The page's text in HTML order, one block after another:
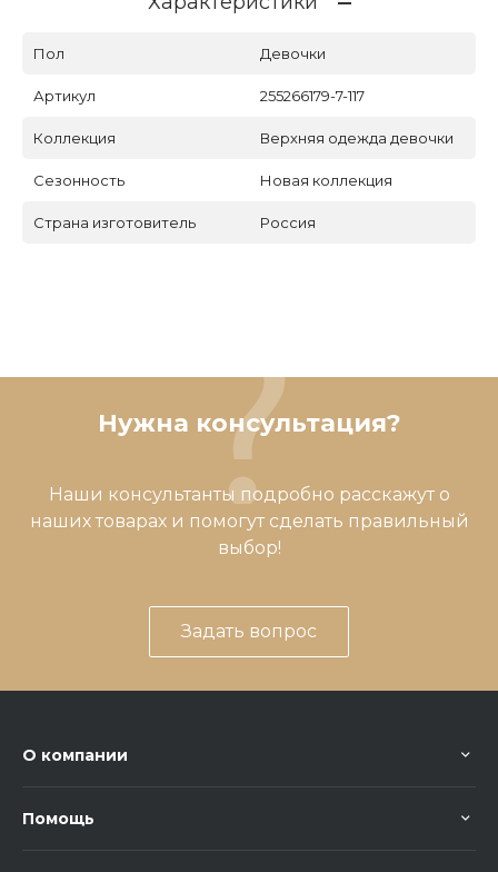
Пол Девочки
Артикул 255266179-7-117
Коллекция Верхняя одежда девочки
Сезонность Новая коллекция
Страна изготовитель Россия
Нужна консультация?
Наши консультанты подробно расскажут о
наших товарах и помогут сделать правильный
выбор!
Задать вопрос
О компании
Помощь